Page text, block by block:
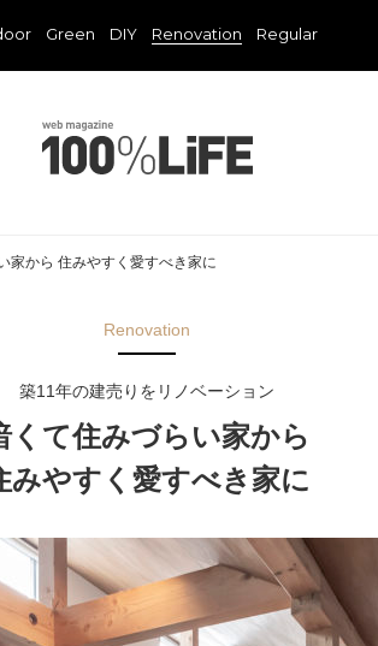
Green DIY Renovation Regular
家から 住みやすく愛すべき家に
Renovation
築11年の建売りをリノベーション
くて住みづらい家から
みやすく愛すべき家に